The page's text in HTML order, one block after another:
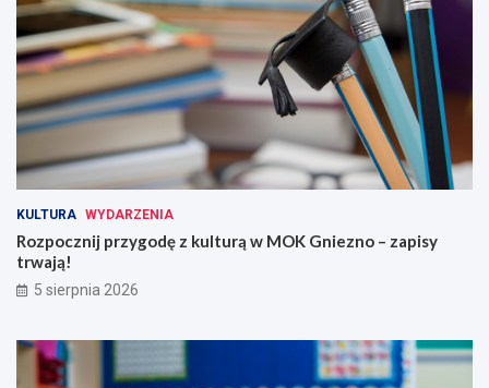
KULTURA WYDARZENIA
Rozpocznij przygodę z kulturą w MOK Gniezno – zapisy
trwają!
5 sierpnia 2026